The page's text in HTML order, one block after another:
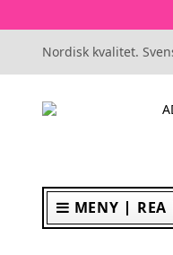
Nordisk kvalitet.
MENY REA